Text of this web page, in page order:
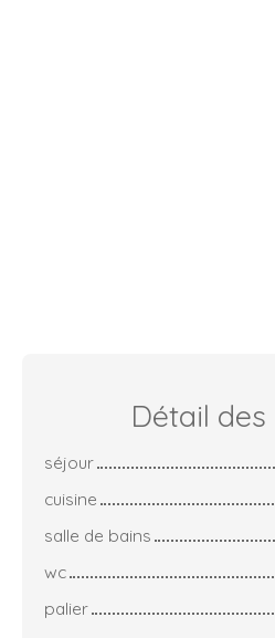
Détail des
séjour
cuisine
salle de bains
wc
palier